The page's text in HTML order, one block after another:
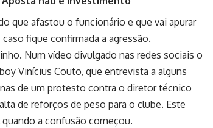
que afastou o funcionário e que vai apurar
fique confirmada a agressão.
Num vídeo divulgado nas redes sociais o
Vinícius Couto, que entrevista a alguns
de um protesto contra o diretor técnico
de reforços de peso para o clube. Este
a confusão começou.